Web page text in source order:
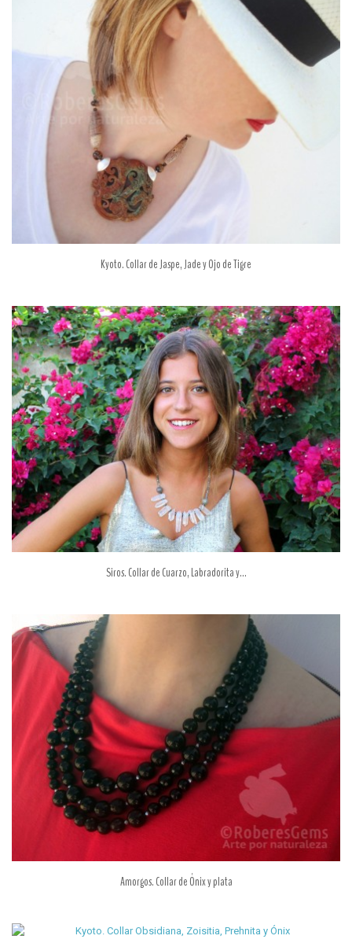
Kyoto. Collar de Jaspe, Jade y Ojo de Tigre
Siros. Collar de Cuarzo, Labradorita y...
Amorgos. Collar de Ónix y plata